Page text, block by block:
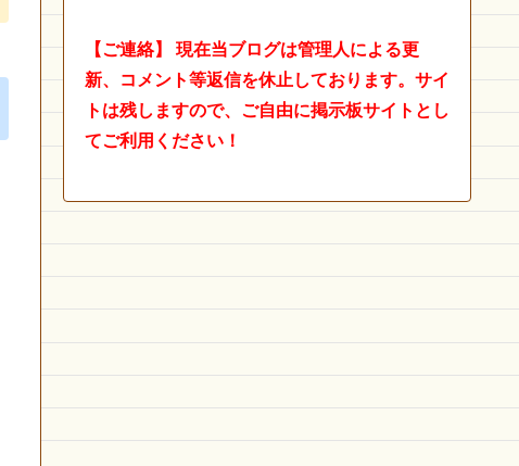
【ご連絡】
現在当ブログは管理人による更
新、コメント等返信を休止しております。サイ
トは残しますので、ご自由に掲示板サイトとし
てご利用ください！